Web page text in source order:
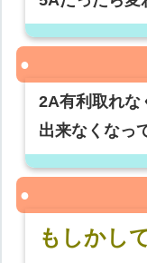
2A有利取れな
出来なくなっ
もしかし